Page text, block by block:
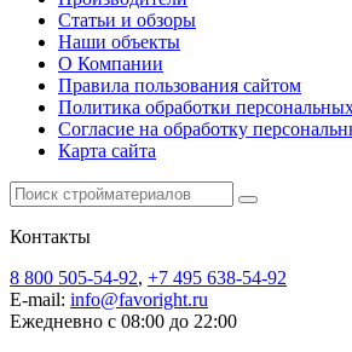
Статьи и обзоры
Наши объекты
О Компании
Правила пользования сайтом
Политика обработки
Согласие на обработку
Карта сайта
Контакты
8 800 505-54-92, +7 495 638-54-92
E-mail: info@favoright.ru
Ежедневно с 08:00 до 22:00